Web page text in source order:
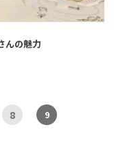
んの魅力
8 9